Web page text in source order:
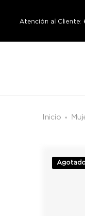
Atención al
Inicio